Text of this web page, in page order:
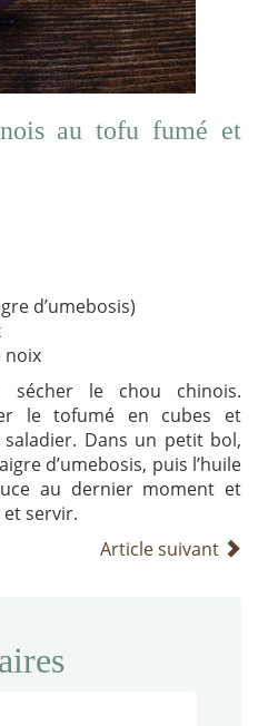
au tofu fumé et
d’umebosis)
noix
sécher le chou chinois.
le tofumé en cubes et
Dans un petit bol,
d’umebosis, puis l’huile
au dernier moment et
servir.
Article suivant